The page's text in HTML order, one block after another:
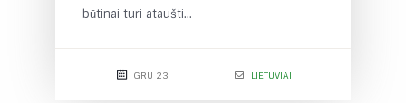
būtinai turi ataušti...
GRU 23 LIETUVIAI